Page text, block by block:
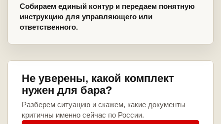
Собираем единый контур и передаем понятную
инструкцию для управляющего или
ответственного.
Не уверены, какой комплект
нужен для бара?
Разберем ситуацию и скажем, какие документы
критичны именно сейчас по России.